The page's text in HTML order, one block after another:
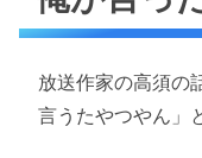
放送作家の高須の
言うたやつやん」